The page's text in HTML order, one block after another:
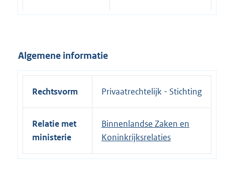
Algemene informatie
Rechtsvorm Privaatrechtelijk - Stichting
Relatie met
ministerie
Binnenlandse Zaken en
Koninkrijksrelaties